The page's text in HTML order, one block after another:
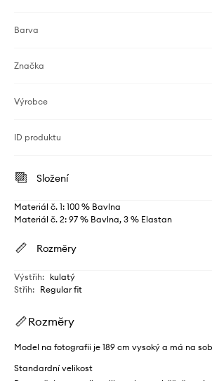
Barva
Značka
Výrobce
ID produktu
Složení
Materiál č. 1: 100 % Bavlna
Materiál č. 2: 97 % Bavlna, 3 % Elastan
Rozměry
Výstřih: kulatý
Střih: Regular fit
Rozměry
Model na fotografii je 189 cm vysoký a má na
Standardní velikost